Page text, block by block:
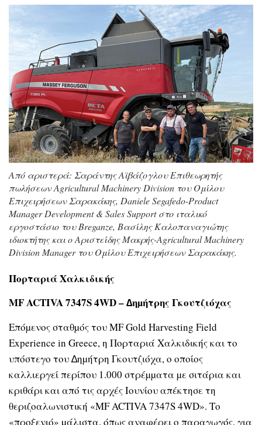
Από αριστερά: Σαράντης Αϊβάζογλου Επιθεωρητής
πωλήσεων Agricultural Machinery Division του Oμίλου
Eπιχειρήσεων Σαρακάκης, Daniele Segafedo-Product
Manager Development & Sales Support στο ιταλικό
εργοστάσιο του Breganze, Βασίλης Καλοπαναγιώτης
ιδιοκτήτης και ο Αριστείδης Μακρής-Agricultural Machinery
Division Manager του Oμίλου Eπιχειρήσεων Σαρακάκης.
Πορταριά Χαλκιδικής
MF ACTIVA 7347S 4WD – ∆ηµήτρης Γκουτζιόχας
Επόµενος σταθµός του MF Gold Harvesting Field
Experience in Greece, η Πορταριά Χαλκιδικής και το
υπόστεγο του ∆ηµήτρη Γκουτζιόχα, ο οποίος
καλλιεργεί περίπου 1.000 στρέµµατα µε σιτάρια και
κριθάρι και από τις αρχές Ιουνίου απέκτησε τη
θεριζοαλωνιστική «MF ACTIVA 7347S 4WD». Το
«προξενιό» µάλιστα, όπως αναφέρει ο παραγωγός, για